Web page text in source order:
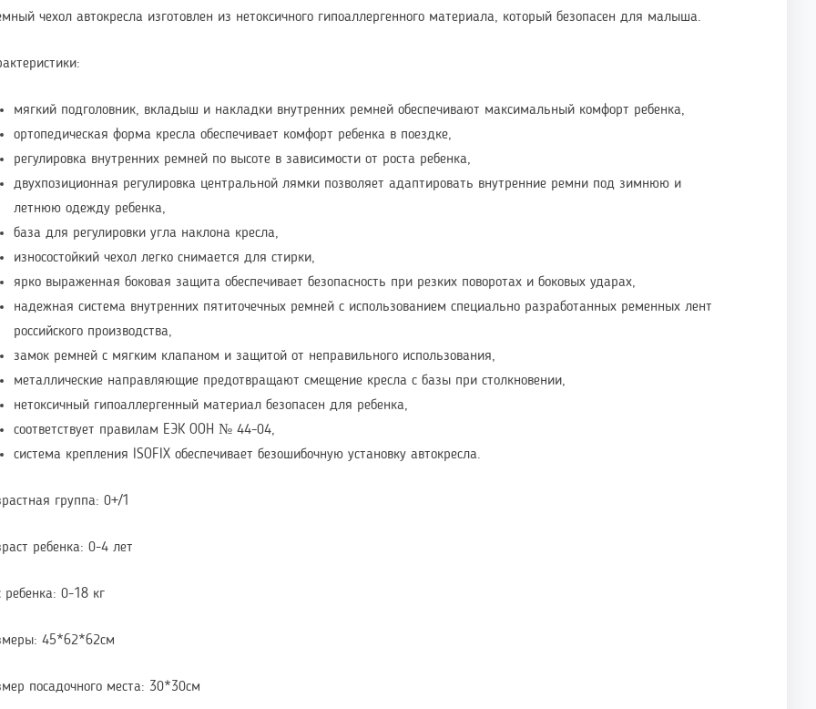
чехол автокресла изготовлен из нетоксичного гипоаллергенного материала, который безопасен для малыша.
мягкий подголовник, вкладыш и накладки внутренних ремней обеспечивают максимальный комфорт ребенка,
ортопедическая форма кресла обеспечивает комфорт ребенка в поездке,
регулировка внутренних ремней по высоте в зависимости от роста ребенка,
двухпозиционная регулировка центральной лямки позволяет адаптировать внутренние ремни под зимнюю и
летнюю одежду ребенка,
база для регулировки угла наклона кресла,
износостойкий чехол легко снимается для стирки,
ярко выраженная боковая защита обеспечивает безопасность при резких поворотах и боковых ударах,
надежная система внутренних пятиточечных ремней с использованием специально разработанных ременных лент
российского производства,
замок ремней с мягким клапаном и защитой от неправильного использования,
металлические направляющие предотвращают смещение кресла с базы при столкновении,
нетоксичный гипоаллергенный материал безопасен для ребенка,
соответствует правилам ЕЭК ООН № 44-04,
система крепления ISOFIX обеспечивает безошибочную установку автокресла.
группа: 0+/1
ребенка: 0-4 лет
ребенка: 0-18 кг
45*62*62см
посадочного места: 30*30см